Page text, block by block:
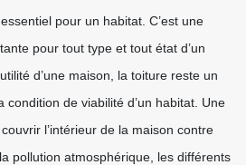
pour un habitat. C’est une
pour tout type et tout état d’un
d’une maison, la toiture reste un
condition de viabilité d’un habitat. Une
l’intérieur de la maison contre
pollution atmosphérique, les différents